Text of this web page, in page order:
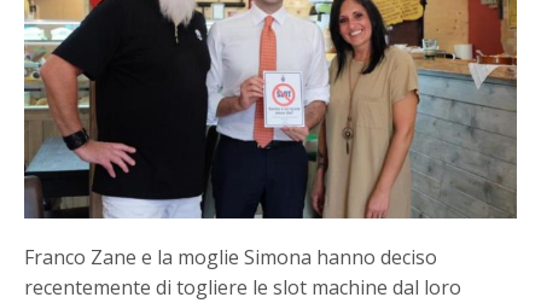
Franco Zane e la moglie Simona hanno deciso
recentemente di togliere le slot machine dal loro